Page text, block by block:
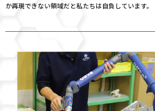
か再現できない領域だと私たちは自負しています。